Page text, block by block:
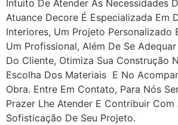
Intuito De Atender Às Necessidades
Atuance Decore É Especializada Em
Interiores, Um Projeto Personalizado
Um Profissional, Além De Se
Do Cliente, Otimiza Sua Construção
Escolha Dos Materiais E No
Obra. Entre Em Contato, Para Nós
Prazer Lhe Atender E Contribuir Com
Sofisticação De Seu Projeto.